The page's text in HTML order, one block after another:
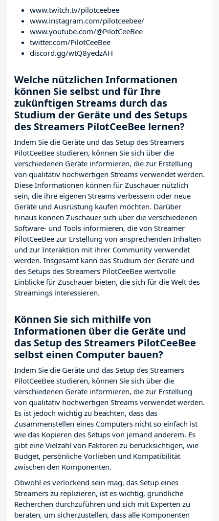
www.twitch.tv/pilotceebee
www.instagram.com/pilotceebee/
www.youtube.com/@PilotCeeBee
twitter.com/PilotCeeBee
discord.gg/wtQ8yedzAH
Welche nützlichen Informationen
können Sie selbst und für Ihre
zukünftigen Streams durch das
Studium der Geräte und des Setups
des Streamers PilotCeeBee lernen?
Indem Sie die Geräte und das Setup des Streamers
PilotCeeBee studieren, können Sie sich über die
verschiedenen Geräte informieren, die zur Erstellung
von qualitativ hochwertigen Streams verwendet werden.
Diese Informationen können für Zuschauer nützlich
sein, die ihre eigenen Streams verbessern oder neue
Geräte und Ausrüstung kaufen möchten. Darüber
hinaus können Zuschauer sich über die verschiedenen
Software- und Tools informieren, die von Streamer
PilotCeeBee zur Erstellung von ansprechenden Inhalten
und zur Interaktion mit ihrer Community verwendet
werden. Insgesamt kann das Studium der Geräte und
des Setups des Streamers PilotCeeBee wertvolle
Einblicke für Zuschauer bieten, die sich für die Welt des
Streamings interessieren.
Können Sie sich mithilfe von
Informationen über die Geräte und
das Setup des Streamers PilotCeeBee
selbst einen Computer bauen?
Indem Sie die Geräte und das Setup des Streamers
PilotCeeBee studieren, können Sie sich über die
verschiedenen Geräte informieren, die zur Erstellung
von qualitativ hochwertigen Streams verwendet werden.
Es ist jedoch wichtig zu beachten, dass das
Zusammenstellen eines Computers nicht so einfach ist
wie das Kopieren des Setups von jemand anderem. Es
gibt eine Vielzahl von Faktoren zu berücksichtigen, wie
Budget, persönliche Vorlieben und Kompatibilität
zwischen den Komponenten.
Obwohl es verlockend sein mag, das Setup eines
Streamers zu replizieren, ist es wichtig, gründliche
Recherchen durchzuführen und sich mit Experten zu
beraten, um sicherzustellen, dass alle Komponenten